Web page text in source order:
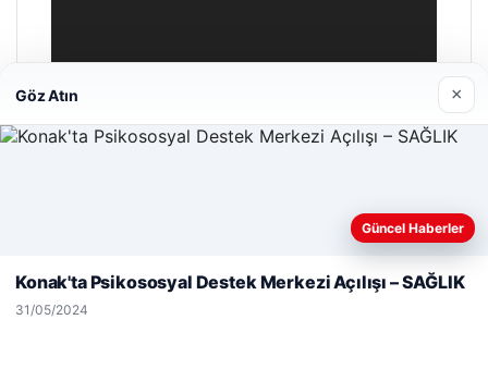
Web sitemizi nasıl kullandığınızı daha iyi anlayabilmek,
deneyiminizi kişiselleştirmek ve geliştirmek amacıyla çerezler
Kabul Et
Göz Atın ×
Güncel Haberler
Konak'ta Psikososyal Destek Merkezi Açılışı – SAĞLIK
31/05/2024